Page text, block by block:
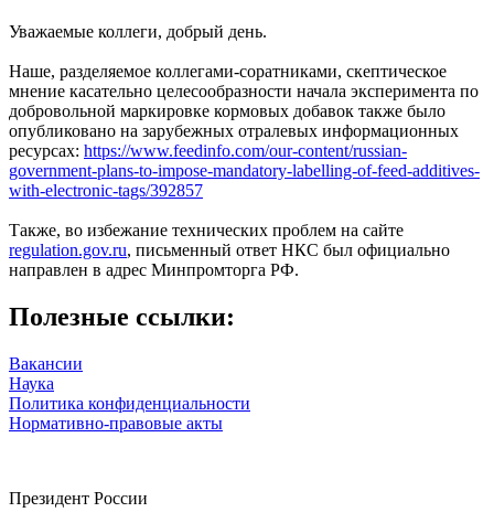
Уважаемые коллеги, добрый день.
Наше, разделяемое коллегами-соратниками, скептическое
мнение касательно целесообразности начала эксперимента по
добровольной маркировке кормовых добавок также было
опубликовано на зарубежных отралевых информационных
ресурсах: https://www.feedinfo.com/our-content/russian-
government-plans-to-impose-mandatory-labelling-of-feed-additives-
with-electronic-tags/392857
Также, во избежание технических проблем на сайте
regulation.gov.ru, письменный ответ НКС был официально
направлен в адрес Минпромторга РФ.
Полезные ссылки:
Вакансии
Наука
Политика конфиденциальности
Нормативно-правовые акты
Президент России